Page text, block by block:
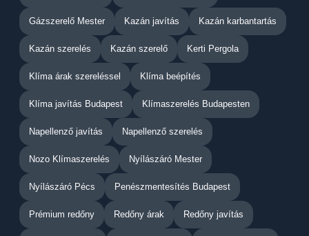
Gázszerelő Mester Kazán javítás Kazán karbantartás
Kazán szerelés Kazán szerelő Kerti Pergola
Klíma árak szereléssel Klíma beépítés
Klíma javítás Budapest Klímaszerelés Budapesten
Napellenző javítás Napellenző szerelés
Nozo Klímaszerelés Nyílászáró Mester
Nyílászáró Pécs Penészmentesítés Budapest
Prémium redőny Redőny árak Redőny javítás